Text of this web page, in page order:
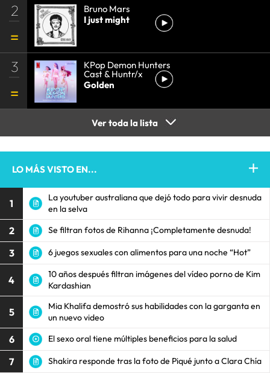
2
Bruno Mars
I just might
3 KPop Demon Hunters
Cast & Huntr/x
Golden
Ver toda la lista
LO MÁS VISTO EN...
1
La youtuber australiana que dejó todo para vivir desnuda
en la selva
2 Se filtran fotos de Rihanna ¡Completamente desnuda!
3 6 juegos sexuales con alimentos para una noche “Hot”
4
10 años después filtran imágenes del vídeo porno de Kim
Kardashian
5
Mia Khalifa demostró sus habilidades con la garganta en
un nuevo video
6 El sexo oral tiene múltiples beneficios para la salud
7 Shakira responde tras la foto de Piqué junto a Clara Chía